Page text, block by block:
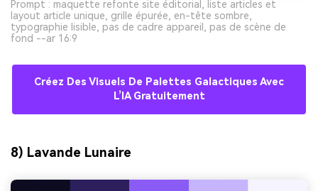
Prompt : maquette refonte site éditorial, liste articles et
layout article unique, grille épurée, en-tête sombre,
typographie lisible, pas de cadre appareil, pas de scène de
fond --ar 16:9
Créez Des Visuels De Palettes Galactiques Avec
L’IA Gratuitement
8) Lavande Lunaire